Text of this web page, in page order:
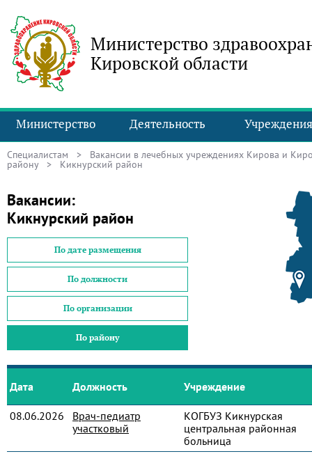
Министерство
Кировской области
Министерство Деятельность Учреждения
Специалистам > Вакансии в лечебных учреждениях Кирова и
району > Кикнурский район
Вакансии:
Кикнурский район
По дате размещения
По должности
По организации
По району
Дата Должность Учреждение
08.06.2026
Врач-педиатр
участковый
КОГБУЗ Кикнурская
центральная районная
больница